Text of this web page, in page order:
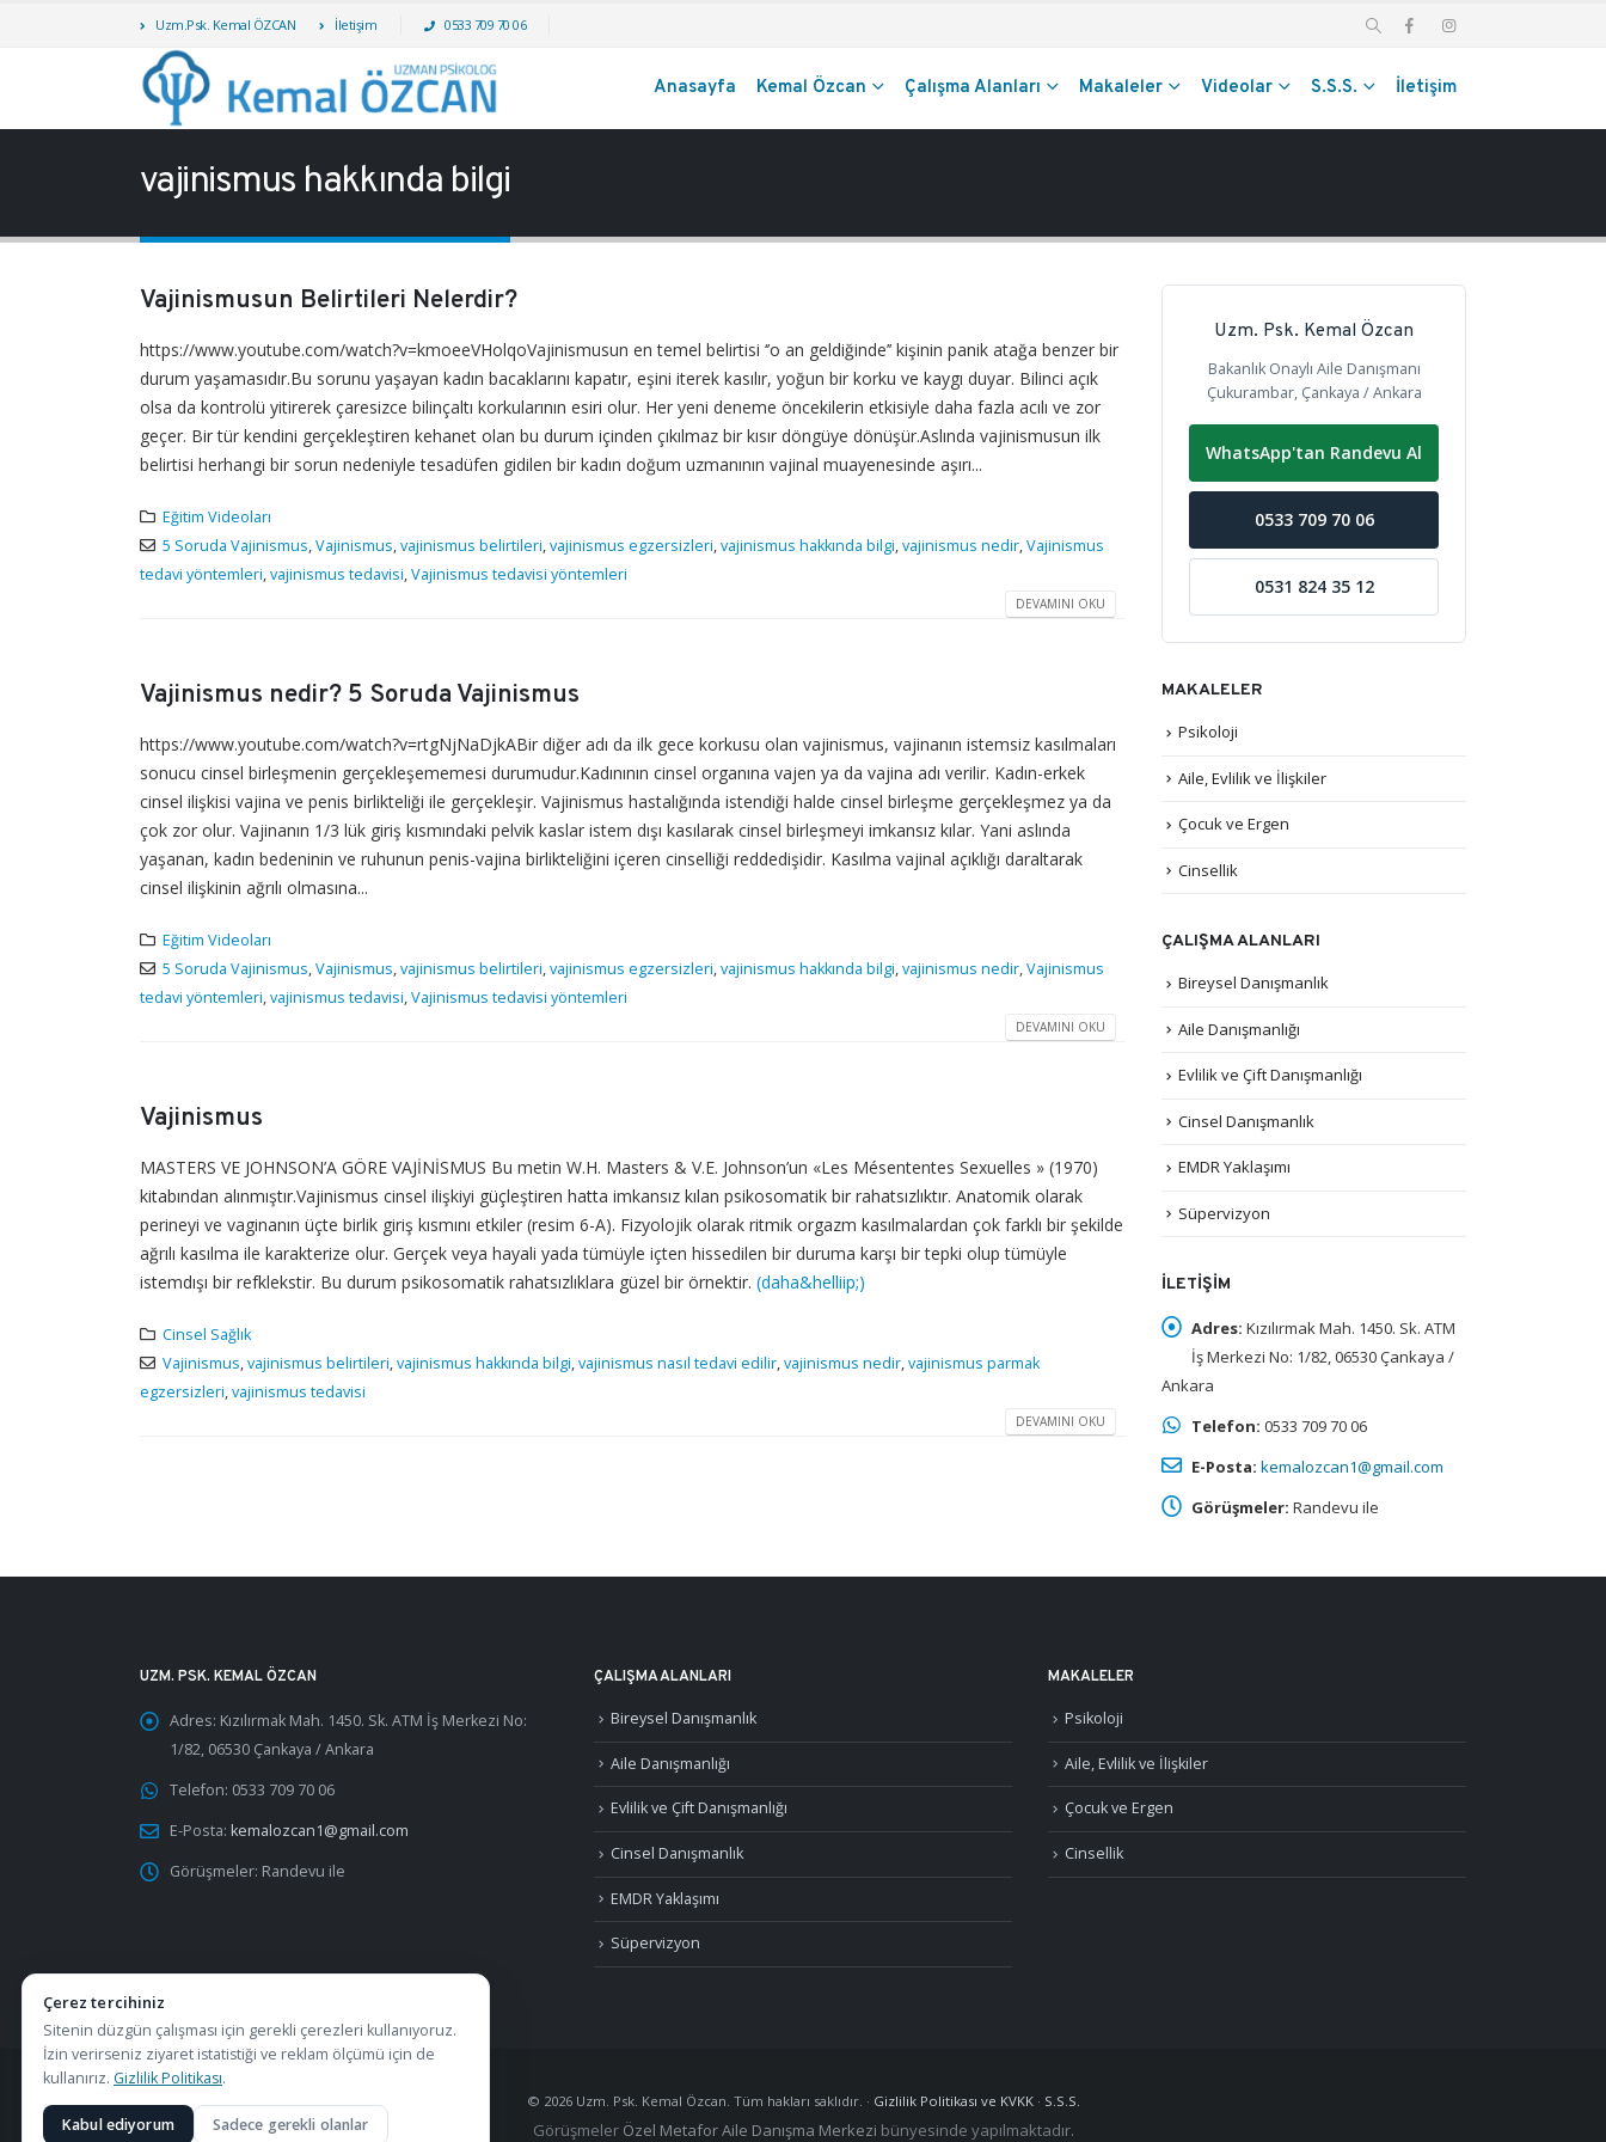
Uzm.Psk. Kemal ÖZCAN İletişim 0533 709 70 06
Anasayfa Kemal Özcan Çalışma Alanları Makaleler Videolar S.S.S. İletişim
vajinismus hakkında bilgi
Vajinismusun Belirtileri Nelerdir?
https://www.youtube.com/watch?v=kmoeeVHolqoVajinismusun en temel belirtisi ‘’o an geldiğinde’’ kişinin panik atağa benzer bir
durum yaşamasıdır.Bu sorunu yaşayan kadın bacaklarını kapatır, eşini iterek kasılır, yoğun bir korku ve kaygı duyar. Bilinci açık
olsa da kontrolü yitirerek çaresizce bilinçaltı korkularının esiri olur. Her yeni deneme öncekilerin etkisiyle daha fazla acılı ve zor
geçer. Bir tür kendini gerçekleştiren kehanet olan bu durum içinden çıkılmaz bir kısır döngüye dönüşür.Aslında vajinismusun ilk
belirtisi herhangi bir sorun nedeniyle tesadüfen gidilen bir kadın doğum uzmanının vajinal muayenesinde aşırı...
Eğitim Videoları
5 Soruda Vajinismus,Vajinismus,vajinismus belirtileri,vajinismus egzersizleri,vajinismus hakkında bilgi,vajinismus nedir,Vajinismus
tedavi yöntemleri,vajinismus tedavisi,Vajinismus tedavisi yöntemleri
DEVAMINI OKU
Vajinismus nedir? 5 Soruda Vajinismus
https://www.youtube.com/watch?v=rtgNjNaDjkABir diğer adı da ilk gece korkusu olan vajinismus, vajinanın istemsiz kasılmaları
sonucu cinsel birleşmenin gerçekleşememesi durumudur.Kadınının cinsel organına vajen ya da vajina adı verilir. Kadın-erkek
cinsel ilişkisi vajina ve penis birlikteliği ile gerçekleşir. Vajinismus hastalığında istendiği halde cinsel birleşme gerçekleşmez ya da
çok zor olur. Vajinanın 1/3 lük giriş kısmındaki pelvik kaslar istem dışı kasılarak cinsel birleşmeyi imkansız kılar. Yani aslında
yaşanan, kadın bedeninin ve ruhunun penis-vajina birlikteliğini içeren cinselliği reddedişidir. Kasılma vajinal açıklığı daraltarak
cinsel ilişkinin ağrılı olmasına...
Eğitim Videoları
5 Soruda Vajinismus,Vajinismus,vajinismus belirtileri,vajinismus egzersizleri,vajinismus hakkında bilgi,vajinismus nedir,Vajinismus
tedavi yöntemleri,vajinismus tedavisi,Vajinismus tedavisi yöntemleri
DEVAMINI OKU
Vajinismus
MASTERS VE JOHNSON’A GÖRE VAJİNİSMUS Bu metin W.H. Masters & V.E. Johnson’un «Les Mésententes Sexuelles » (1970)
kitabından alınmıştır.Vajinismus cinsel ilişkiyi güçleştiren hatta imkansız kılan psikosomatik bir rahatsızlıktır. Anatomik olarak
perineyi ve vaginanın üçte birlik giriş kısmını etkiler (resim 6-A). Fizyolojik olarak ritmik orgazm kasılmalardan çok farklı bir şekilde
ağrılı kasılma ile karakterize olur. Gerçek veya hayali yada tümüyle içten hissedilen bir duruma karşı bir tepki olup tümüyle
istemdışı bir refklekstir. Bu durum psikosomatik rahatsızlıklara güzel bir örnektir. (daha&helliip;)
Cinsel Sağlık
Vajinismus,vajinismus belirtileri,vajinismus hakkında bilgi,vajinismus nasıl tedavi edilir,vajinismus nedir,vajinismus parmak
egzersizleri,vajinismus tedavisi
DEVAMINI OKU
Uzm. Psk. Kemal Özcan
Bakanlık Onaylı Aile Danışmanı
Çukurambar, Çankaya / Ankara
WhatsApp'tan Randevu Al
0533 709 70 06
0531 824 35 12
MAKALELER
Psikoloji
Aile, Evlilik ve İlişkiler
Çocuk ve Ergen
Cinsellik
ÇALIŞMA ALANLARI
Bireysel Danışmanlık
Aile Danışmanlığı
Evlilik ve Çift Danışmanlığı
Cinsel Danışmanlık
EMDR Yaklaşımı
Süpervizyon
İLETIŞIM
Adres: Kızılırmak Mah. 1450. Sk. ATM
İş Merkezi No: 1/82, 06530 Çankaya /
Ankara
Telefon: 0533 709 70 06
E-Posta: kemalozcan1@gmail.com
Görüşmeler: Randevu ile
UZM. PSK. KEMAL ÖZCAN
Adres: Kızılırmak Mah. 1450. Sk. ATM İş Merkezi No:
1/82, 06530 Çankaya / Ankara
Telefon: 0533 709 70 06
E-Posta: kemalozcan1@gmail.com
Görüşmeler: Randevu ile
ÇALIŞMA ALANLARI
Bireysel Danışmanlık
Aile Danışmanlığı
Evlilik ve Çift Danışmanlığı
Cinsel Danışmanlık
EMDR Yaklaşımı
Süpervizyon
MAKALELER
Psikoloji
Aile, Evlilik ve İlişkiler
Çocuk ve Ergen
Cinsellik
© 2026Uzm. Psk. Kemal Özcan. Tüm hakları saklıdır. · Gizlilik Politikası ve KVKK· S.S.S.
Görüşmeler Özel Metafor Aile Danışma Merkezi bünyesinde yapılmaktadır.
Çerez tercihiniz
Sitenin düzgün çalışması için gerekli çerezleri kullanıyoruz.
İzin verirseniz ziyaret istatistiği ve reklam ölçümü için de
kullanırız. Gizlilik Politikası.
Kabul ediyorum Sadece gerekli olanlar